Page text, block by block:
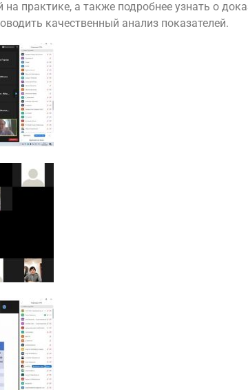
на практике, а также подробнее узнать о
качественный анализ показателей.